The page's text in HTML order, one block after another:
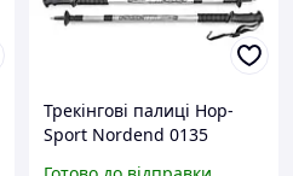
Трекінгові палиці Hop-
Sport Nordend 0135